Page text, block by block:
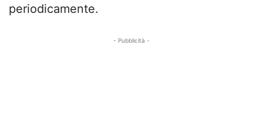
periodicamente.
- Pubblicità -